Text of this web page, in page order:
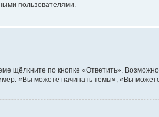
пользователями.
по кнопке «Ответить».
«Вы можете начинать темы», «Вы